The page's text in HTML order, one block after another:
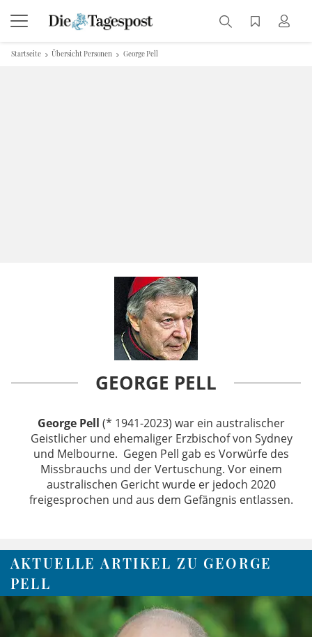
Startseite Übersicht Personen George Pell
GEORGE PELL
George Pell (* 1941-2023) war ein australischer
Geistlicher und ehemaliger Erzbischof von Sydney
und Melbourne. Gegen Pell gab es Vorwürfe des
Missbrauchs und der Vertuschung. Vor einem
australischen Gericht wurde er jedoch 2020
freigesprochen und aus dem Gefängnis entlassen.
AKTUELLE ARTIKEL ZU GEORGE
PELL